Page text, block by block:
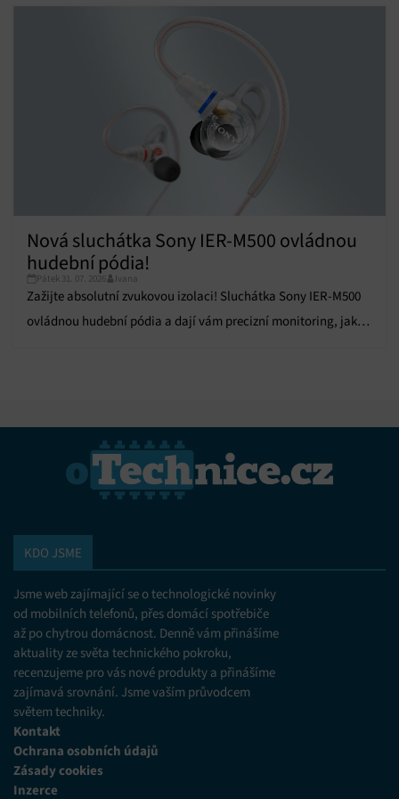
Zajištění bezpečnosti, předcházení a zjišťování
podvodů a odstraňování chyb, Poskytování a
zobrazování reklamy a obsahu, Ukládání a sdělování
voleb ochrany osobních údajů.
Nová sluchátka Sony IER-M500 ovládnou
hudební pódia!
Pátek 31. 07. 2026 Ivana
Zažijte absolutní zvukovou izolaci! Sluchátka Sony IER-M500
ovládnou hudební pódia a dají vám precizní monitoring, jaký
KDO JSME
Jsme web zajímající se o technologické novinky
od mobilních telefonů, přes domácí spotřebiče
až po chytrou domácnost. Denně vám přinášíme
aktuality ze světa technického pokroku,
recenzujeme pro vás nové produkty a přinášíme
zajímavá srovnání. Jsme vaším průvodcem
světem techniky.
Kontakt
Ochrana osobních údajů
Zásady cookies
Inzerce